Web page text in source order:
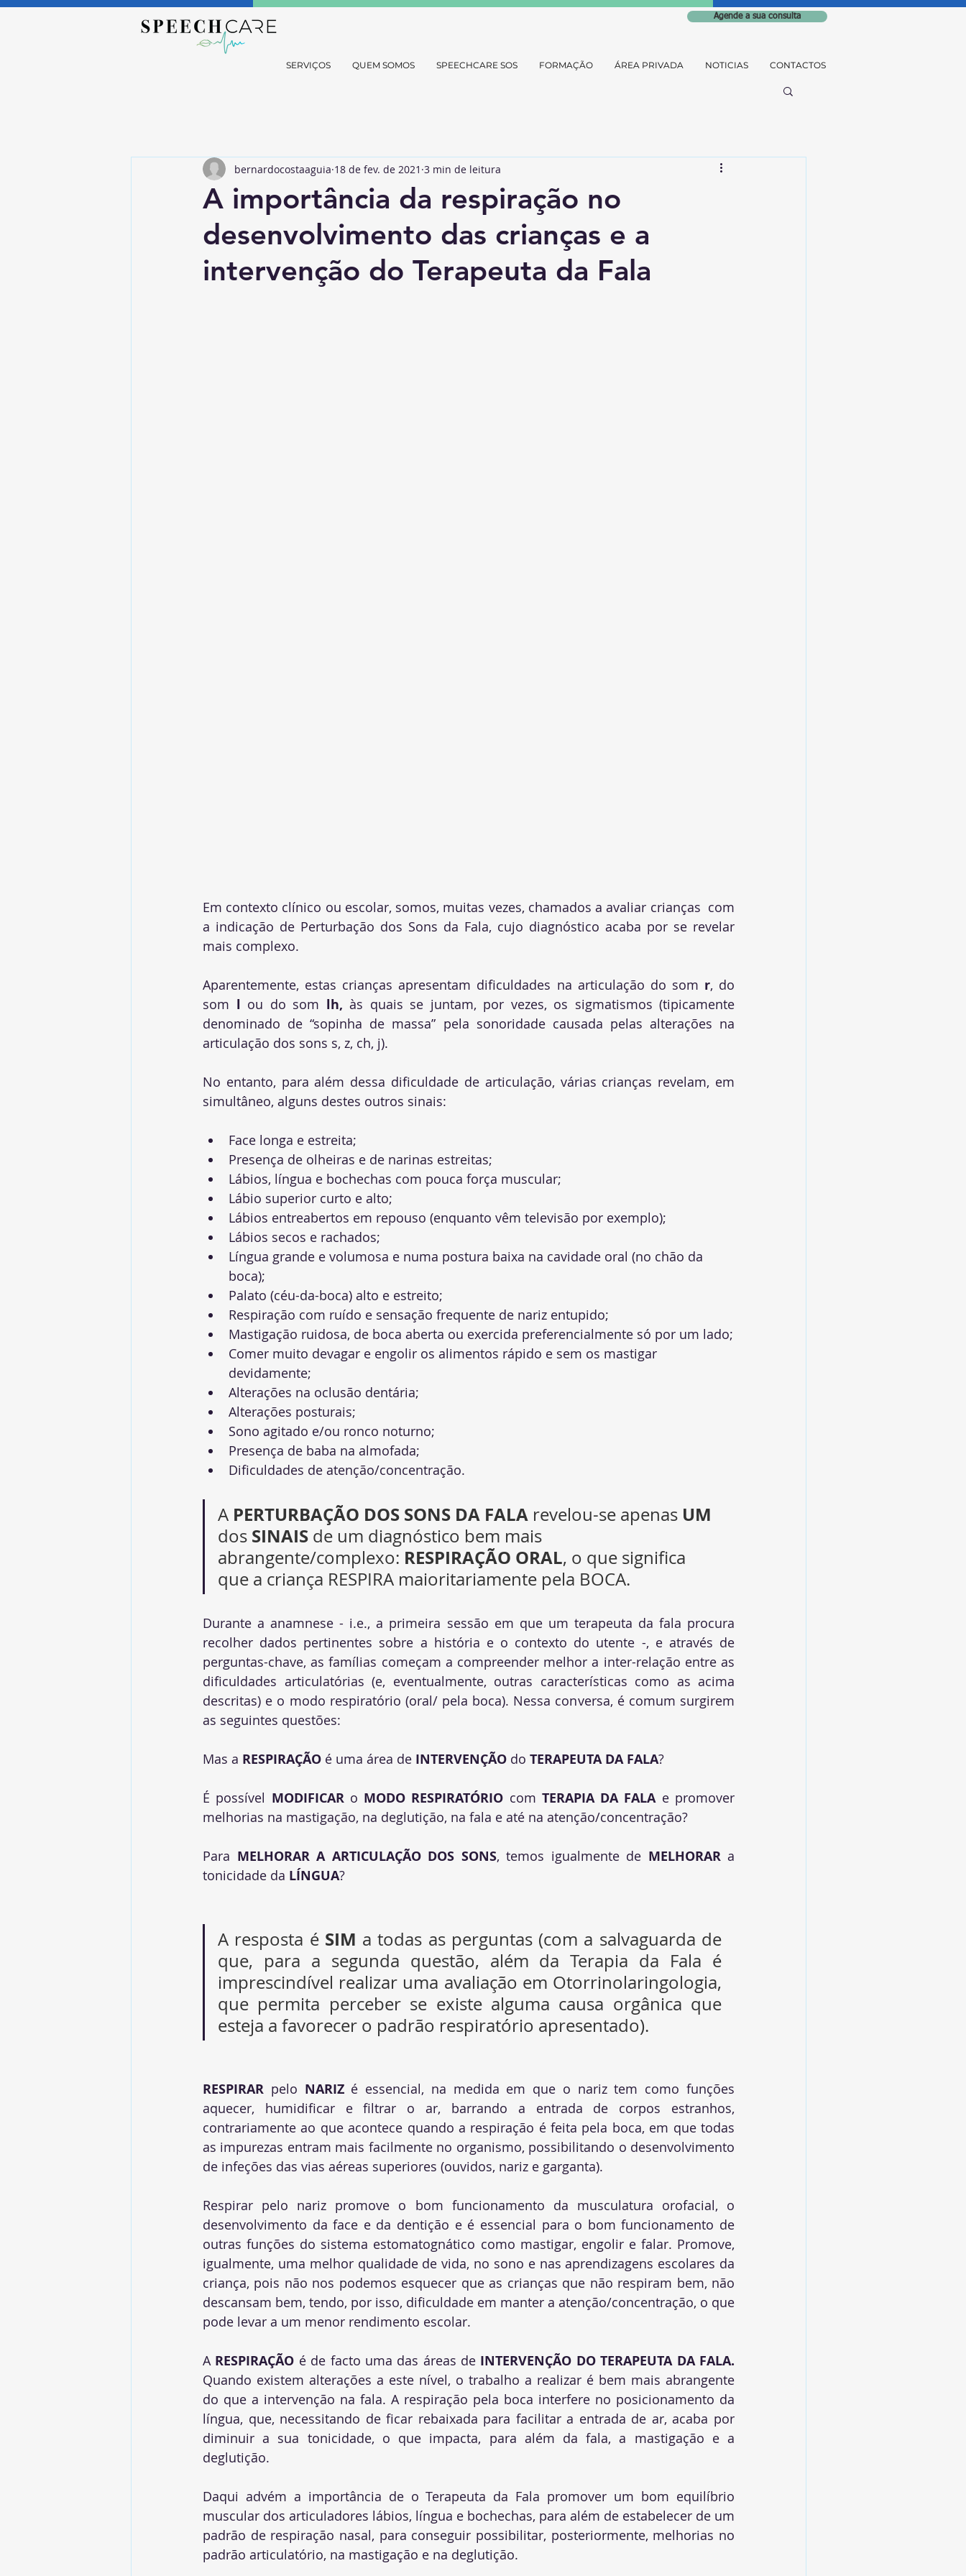
Agende a sua consulta
SERVIÇOS QUEM SOMOS SPEECHCARE SOS FORMAÇÃO ÁREA PRIVADA NOTICIAS CONTACTOS
A importância da respiração no
desenvolvimento das crianças e a
intervenção do Terapeuta da Fala
bernardocostaaguia 18 de fev. de 2021 3 min de leitura
Em contexto clínico ou escolar, somos, muitas vezes, chamados a avaliar crianças  com
a indicação de Perturbação dos Sons da Fala, cujo diagnóstico acaba por se revelar
mais complexo.
Aparentemente, estas crianças apresentam dificuldades na articulação do som r, do
som l ou do som lh, às quais se juntam, por vezes, os sigmatismos (tipicamente
denominado de “sopinha de massa” pela sonoridade causada pelas alterações na
articulação dos sons s, z, ch, j).
No entanto, para além dessa dificuldade de articulação, várias crianças revelam, em
simultâneo, alguns destes outros sinais:
Face longa e estreita;
Presença de olheiras e de narinas estreitas;
Lábios, língua e bochechas com pouca força muscular;
Lábio superior curto e alto;
Lábios entreabertos em repouso (enquanto vêm televisão por exemplo);
Lábios secos e rachados;
Língua grande e volumosa e numa postura baixa na cavidade oral (no chão da
boca);
Palato (céu-da-boca) alto e estreito;
Respiração com ruído e sensação frequente de nariz entupido;
Mastigação ruidosa, de boca aberta ou exercida preferencialmente só por um lado;
Comer muito devagar e engolir os alimentos rápido e sem os mastigar
devidamente;
Alterações na oclusão dentária;
Alterações posturais;
Sono agitado e/ou ronco noturno;
Presença de baba na almofada;
Dificuldades de atenção/concentração.
A PERTURBAÇÃO DOS SONS DA FALA revelou-se apenas UM
dos SINAIS de um diagnóstico bem mais
abrangente/complexo: RESPIRAÇÃO ORAL, o que significa
que a criança RESPIRA maioritariamente pela BOCA.
Durante a anamnese - i.e., a primeira sessão em que um terapeuta da fala procura
recolher dados pertinentes sobre a história e o contexto do utente -, e através de
perguntas-chave, as famílias começam a compreender melhor a inter-relação entre as
dificuldades articulatórias (e, eventualmente, outras características como as acima
descritas) e o modo respiratório (oral/ pela boca). Nessa conversa, é comum surgirem
as seguintes questões:
Mas a RESPIRAÇÃO é uma área de INTERVENÇÃO do TERAPEUTA DA FALA?
É possível MODIFICAR o MODO RESPIRATÓRIO com TERAPIA DA FALA e promover
melhorias na mastigação, na deglutição, na fala e até na atenção/concentração?
Para MELHORAR A ARTICULAÇÃO DOS SONS, temos igualmente de MELHORAR a
tonicidade da LÍNGUA?
A resposta é SIM a todas as perguntas (com a salvaguarda de
que, para a segunda questão, além da Terapia da Fala é
imprescindível realizar uma avaliação em Otorrinolaringologia,
que permita perceber se existe alguma causa orgânica que
esteja a favorecer o padrão respiratório apresentado).
RESPIRAR pelo NARIZ é essencial, na medida em que o nariz tem como funções
aquecer, humidificar e filtrar o ar, barrando a entrada de corpos estranhos,
contrariamente ao que acontece quando a respiração é feita pela boca, em que todas
as impurezas entram mais facilmente no organismo, possibilitando o desenvolvimento
de infeções das vias aéreas superiores (ouvidos, nariz e garganta).
Respirar pelo nariz promove o bom funcionamento da musculatura orofacial, o
desenvolvimento da face e da dentição e é essencial para o bom funcionamento de
outras funções do sistema estomatognático como mastigar, engolir e falar. Promove,
igualmente, uma melhor qualidade de vida, no sono e nas aprendizagens escolares da
criança, pois não nos podemos esquecer que as crianças que não respiram bem, não
descansam bem, tendo, por isso, dificuldade em manter a atenção/concentração, o que
pode levar a um menor rendimento escolar.
A RESPIRAÇÃO é de facto uma das áreas de INTERVENÇÃO DO TERAPEUTA DA FALA.
Quando existem alterações a este nível, o trabalho a realizar é bem mais abrangente
do que a intervenção na fala. A respiração pela boca interfere no posicionamento da
língua, que, necessitando de ficar rebaixada para facilitar a entrada de ar, acaba por
diminuir a sua tonicidade, o que impacta, para além da fala, a mastigação e a
deglutição.
Daqui advém a importância de o Terapeuta da Fala promover um bom equilíbrio
muscular dos articuladores lábios, língua e bochechas, para além de estabelecer de um
padrão de respiração nasal, para conseguir possibilitar, posteriormente, melhorias no
padrão articulatório, na mastigação e na deglutição.